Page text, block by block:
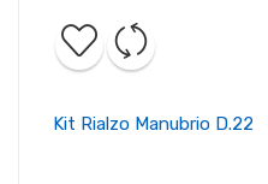
Kit Rialzo Manubrio D.22